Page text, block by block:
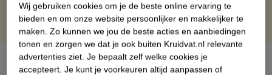
Over dit product
Wij gebruiken cookies om je de beste online ervaring te
bieden en om onze website persoonlijker en makkelijker te
maken. Zo kunnen we jou de beste acties en aanbiedingen
tonen en zorgen we dat je ook buiten Kruidvat.nl relevante
advertenties ziet. Je bepaalt zelf welke cookies je
accepteert. Je kunt je voorkeuren altijd aanpassen of